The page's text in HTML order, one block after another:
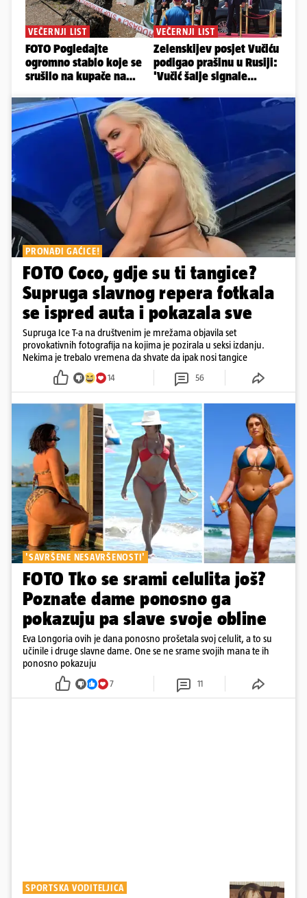
PRONAĐI GAĆICE!
FOTO Coco, gdje su ti tangice?
Supruga slavnog repera fotkala
se ispred auta i pokazala sve
Supruga Ice T-a na društvenim je mrežama objavila set
provokativnih fotografija na kojima je pozirala u seksi izdanju.
Nekima je trebalo vremena da shvate da ipak nosi tangice
14 56
'SAVRŠENE NESAVRŠENOSTI'
FOTO Tko se srami celulita još?
Poznate dame ponosno ga
pokazuju pa slave svoje obline
Eva Longoria ovih je dana ponosno prošetala svoj celulit, a to su
učinile i druge slavne dame. One se ne srame svojih mana te ih
ponosno pokazuju
7 11
SPORTSKA VODITELJICA